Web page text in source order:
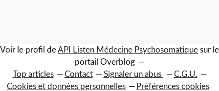
Voir le profil deAPI Listen Médecine Psychosomatique sur le
portail Overblog
Top articles
Contact Signaler un abus
C.G.U.
Cookies et données personnelles
Préférences cookies